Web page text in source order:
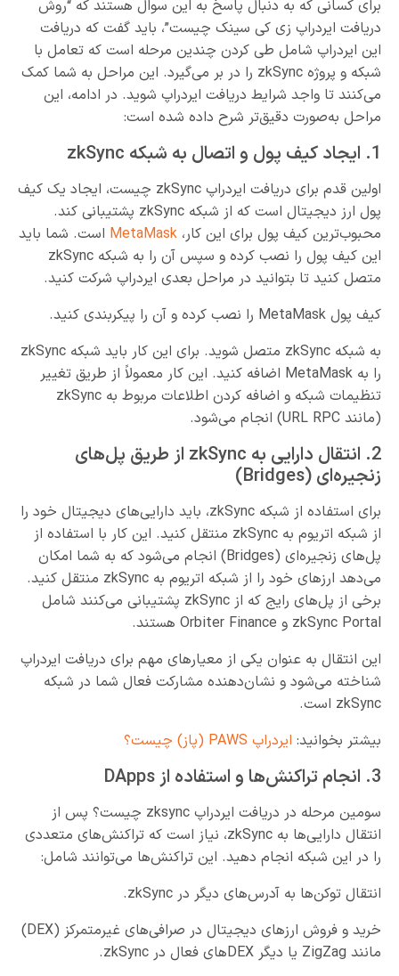
برای کسانی که به دنبال پاسخ به این سوال هستند که “روش
دریافت ایردراپ زی کی سینک چیست”، باید گفت که دریافت
این ایردراپ شامل طی کردن چندین مرحله است که تعامل با
شبکه و پروژه zkSync را در بر می‌گیرد. این مراحل به شما کمک
می‌کنند تا واجد شرایط دریافت ایردراپ شوید. در ادامه، این
مراحل به‌صورت دقیق‌تر شرح داده شده است:
1. ایجاد کیف پول و اتصال به شبکه zkSync
اولین قدم برای دریافت ایردراپ zkSync چیست، ایجاد یک کیف
پول ارز دیجیتال است که از شبکه zkSync پشتیبانی کند.
محبوب‌ترین کیف پول برای این کار، MetaMask است. شما باید
این کیف پول را نصب کرده و سپس آن را به شبکه zkSync
متصل کنید تا بتوانید در مراحل بعدی ایردراپ شرکت کنید.
کیف پول MetaMask را نصب کرده و آن را پیکربندی کنید.
به شبکه zkSync متصل شوید. برای این کار باید شبکه zkSync
را به MetaMask اضافه کنید. این کار معمولاً از طریق تغییر
تنظیمات شبکه و اضافه کردن اطلاعات مربوط به zkSync
(مانند URL RPC) انجام می‌شود.
2. انتقال دارایی به zkSync از طریق پل‌های
زنجیره‌ای (Bridges)
برای استفاده از شبکه zkSync، باید دارایی‌های دیجیتال خود را
از شبکه اتریوم به zkSync منتقل کنید. این کار با استفاده از
پل‌های زنجیره‌ای (Bridges) انجام می‌شود که به شما امکان
می‌دهد ارزهای خود را از شبکه اتریوم به zkSync منتقل کنید.
برخی از پل‌های رایج که از zkSync پشتیبانی می‌کنند شامل
zkSync Portal و Orbiter Finance هستند.
این انتقال به عنوان یکی از معیارهای مهم برای دریافت ایردراپ
شناخته می‌شود و نشان‌دهنده مشارکت فعال شما در شبکه
zkSync است.
بیشتر بخوانید: ایردراپ PAWS (پاز) چیست؟
3. انجام تراکنش‌ها و استفاده از DApps
سومین مرحله در دریافت ایردراپ zksync چیست؟ پس از
انتقال دارایی‌ها به zkSync، نیاز است که تراکنش‌های متعددی
را در این شبکه انجام دهید. این تراکنش‌ها می‌توانند شامل:
انتقال توکن‌ها به آدرس‌های دیگر در zkSync.
خرید و فروش ارزهای دیجیتال در صرافی‌های غیرمتمرکز (DEX)
مانند ZigZag یا دیگر DEXهای فعال در zkSync.